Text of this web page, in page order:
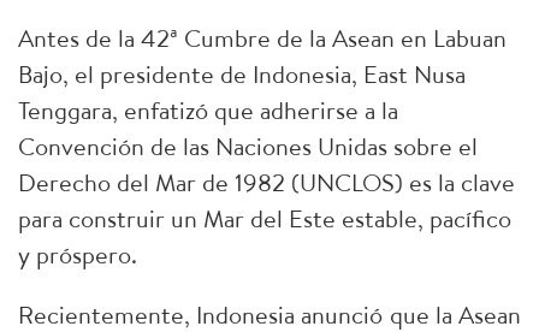
Antes de la 42ª Cumbre de la Asean en Labuan
Bajo, el presidente de Indonesia, East Nusa
Tenggara, enfatizó que adherirse a la
Convención de las Naciones Unidas sobre el
Derecho del Mar de 1982 (UNCLOS) es la clave
para construir un Mar del Este estable, pacífico
y próspero.
Recientemente, Indonesia anunció que la Asean